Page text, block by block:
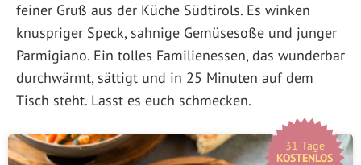
feiner Gruß aus der Küche Südtirols. Es winken
knuspriger Speck, sahnige Gemüsesoße und junger
Parmigiano. Ein tolles Familienessen, das wunderbar
durchwärmt, sättigt und in 25 Minuten auf dem
Tisch steht. Lasst es euch schmecken.
31 Tage
KOSTENLOS